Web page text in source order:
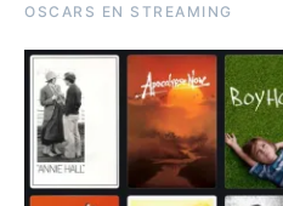
OSCARS EN STREAMING